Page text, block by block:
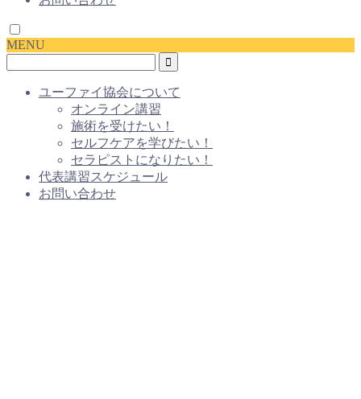
MENU
ユーファイ協会について
オンライン講習
施術を受けたい！
セルフケアを学びたい！
セラピストになりたい！
代表講習スケジュール
お問い合わせ